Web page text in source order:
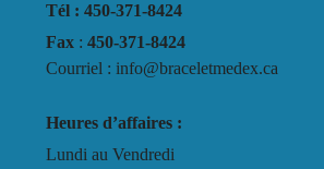
Tél : 450-371-8424
Fax : 450-371-8424
Courriel : info@braceletmedex.ca
Heures d’affaires :
Lundi au Vendredi